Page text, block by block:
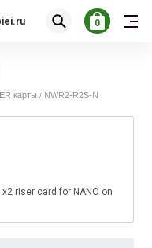
0
карты / NWR2-R2S-N
x2 riser card for NANO on